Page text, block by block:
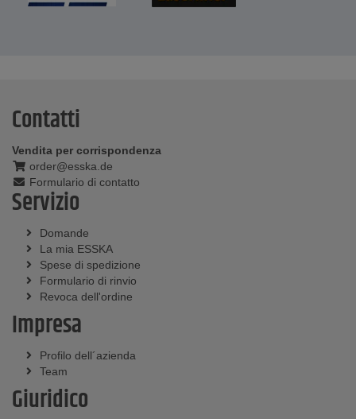
Contatti
Vendita per corrispondenza
order@esska.de
Formulario di contatto
Servizio
Domande
La mia ESSKA
Spese di spedizione
Formulario di rinvio
Revoca dell'ordine
Impresa
Profilo dell´azienda
Team
Giuridico